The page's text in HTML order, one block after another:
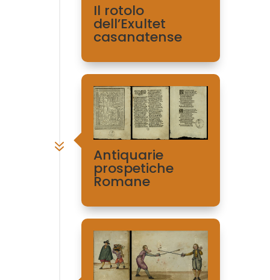
Il rotolo
dell’Exultet
casanatense
7 Antiquarie
prospetiche
Romane